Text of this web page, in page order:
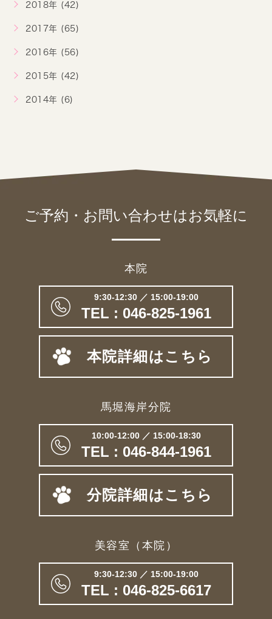
2018年 (42)
2017年 (65)
2016年 (56)
2015年 (42)
2014年 (6)
ご予約・お問い合わせはお気軽に
本院
9:30-12:30 ／ 15:00-19:00
TEL : 046-825-1961
本院詳細はこちら
馬堀海岸分院
10:00-12:00 ／ 15:00-18:30
TEL : 046-844-1961
分院詳細はこちら
美容室（本院）
9:30-12:30 ／ 15:00-19:00
TEL : 046-825-6617